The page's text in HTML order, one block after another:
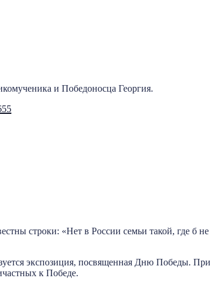
и Победоносца Георгия.
строки: «Нет в России семьи такой, где
экспозиция, посвященная Дню Победы.
к Победе.